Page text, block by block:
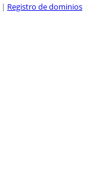
| Registro de dominios